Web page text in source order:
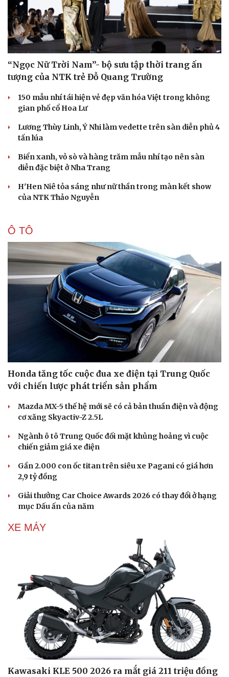
Du lịch
Tư vấn
Săn Tour
Podcast
Câu chuyện thời sự
Kể chuyện cho bé
“Ngọc Nữ Trời Nam”- bộ sưu tập thời trang ấn
tượng của NTK trẻ Đỗ Quang Trường
150 mẫu nhí tái hiện vẻ đẹp văn hóa Việt trong không
gian phố cổ Hoa Lư
Lương Thùy Linh, Ý Nhi làm vedette trên sàn diễn phủ 4
tấn lúa
Biển xanh, vỏ sò và hàng trăm mẫu nhí tạo nên sàn
diễn đặc biệt ở Nha Trang
H'Hen Niê tỏa sáng như nữ thần trong màn kết show
của NTK Thảo Nguyễn
Ô TÔ
Honda tăng tốc cuộc đua xe điện tại Trung Quốc
với chiến lược phát triển sản phẩm
Mazda MX-5 thế hệ mới sẽ có cả bản thuần điện và động
cơ xăng Skyactiv-Z 2.5L
Ngành ô tô Trung Quốc đối mặt khủng hoảng vì cuộc
chiến giảm giá xe điện
Gần 2.000 con ốc titan trên siêu xe Pagani có giá hơn
2,9 tỷ đồng
Giải thưởng Car Choice Awards 2026 có thay đổi ở hạng
mục Dấu ấn của năm
XE MÁY
Kawasaki KLE 500 2026 ra mắt giá 211 triệu đồng